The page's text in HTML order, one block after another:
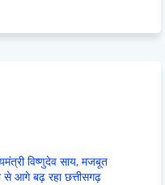
विष्णुदेव साय, मजबूत
आगे बढ़ रहा छत्तीसगढ़